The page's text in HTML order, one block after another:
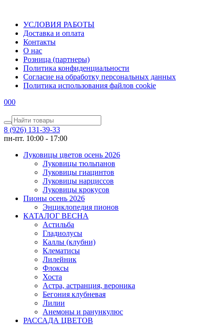
УСЛОВИЯ РАБОТЫ
Доставка и оплата
Контакты
О наc
Розница (партнеры)
Политика конфиденциальности
Согласие на обработку персональных данных
Политика использования файлов сookie
000
8 (926) 131-39-33
пн-пт. 10:00 - 17:00
Луковицы цветов осень 2026
Луковицы тюльпанов
Луковицы гиацинтов
Луковицы нарциссов
Луковицы крокусов
Пионы осень 2026
Энциклопедия пионов
КАТАЛОГ ВЕСНА
Астильба
Гладиолусы
Каллы (клубни)
Клематисы
Лилейник
Флоксы
Хоста
Астра, астранция, вероника
Бегония клубневая
Лилии
Анемоны и ранункулюс
РАССАДА ЦВЕТОВ